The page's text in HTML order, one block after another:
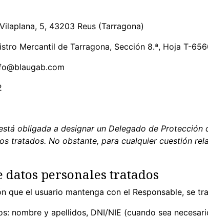
5, 43203 Reus (Tarragona)
Mercantil de Tarragona, Sección 8.ª, Hoja T-
obligada a designar un Delegado de
tratados. No obstante, para cualquier cuestión
datos personales tratados
que el usuario mantenga con el Responsable, se
nombre y apellidos, DNI/NIE (cuando sea